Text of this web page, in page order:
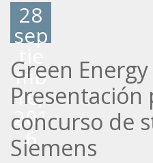
28
sep
tie
mb
re,
201
6
Green
Presentación
concurso de
Siemens